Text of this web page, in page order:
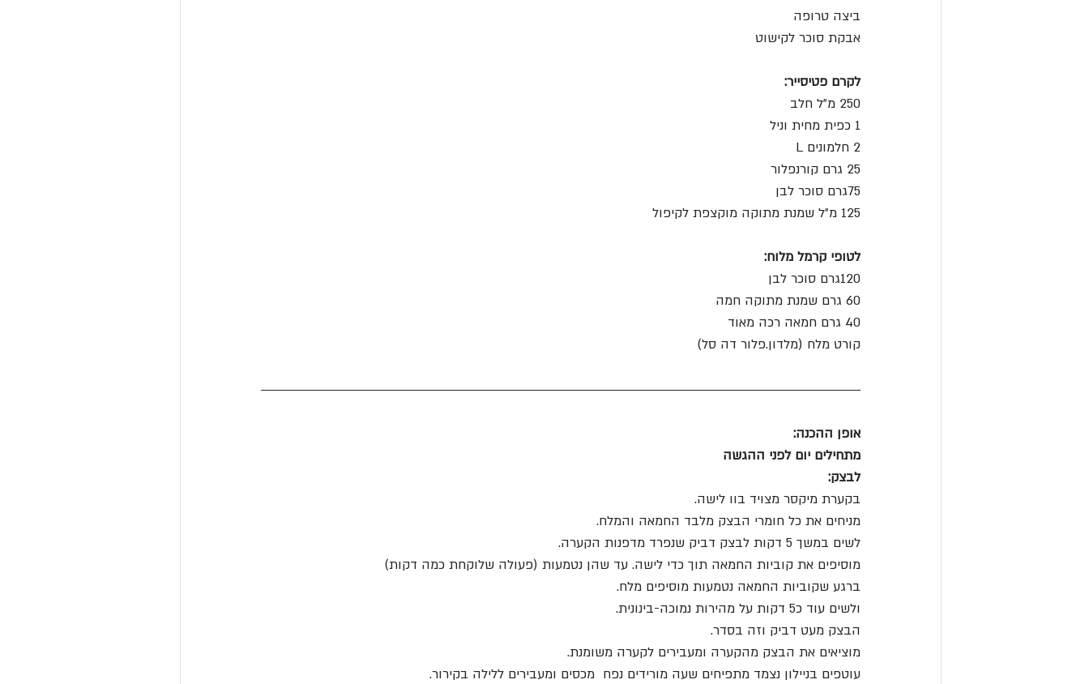
ביצה טרופה
אבקת סוכר לקישוט
לקרם פטיסייר:
250 מ"ל חלב
1 כפית מחית וניל
2 חלמונים L
25 גרם קורנפלור
75גרם סוכר לבן
125 מ״ל שמנת מתוקה מוקצפת לקיפול
לטופי קרמל מלוח:
120גרם סוכר לבן
60 גרם שמנת מתוקה חמה
40 גרם חמאה רכה מאוד
קורט מלח (מלדון.פלור דה סל)
אופן ההכנה:
מתחילים יום לפני ההגשה
לבצק:
בקערת מיקסר מצויד בוו לישה.
מניחים את כל חומרי הבצק מלבד החמאה והמלח.
לשים במשך 5 דקות לבצק דביק שנפרד מדפנות הקערה.
מוסיפים את קוביות החמאה תוך כדי לישה. עד שהן נטמעות (פעולה שלוקחת כמה דקות)
ברגע שקוביות החמאה נטמעות מוסיפים מלח.
ולשים עוד כ5 דקות על מהירות נמוכה-בינונית.
הבצק מעט דביק וזה בסדר.
מוציאים את הבצק מהקערה ומעבירים לקערה משומנת.
עוטפים בניילון נצמד מתפיחים שעה מורידים נפח  מכסים ומעבירים ללילה בקירור.